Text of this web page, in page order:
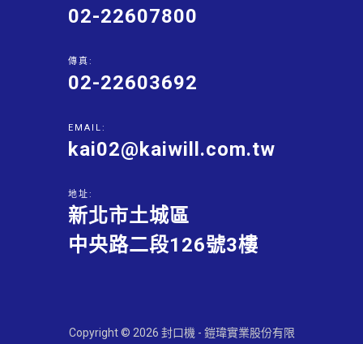
02-22607800
傳真:
02-22603692
EMAIL:
kai02@kaiwill.com.tw
地址:
新北市土城區
中央路二段126號3樓
Copyright © 2026 封口機 - 鎧瑋實業股份有限